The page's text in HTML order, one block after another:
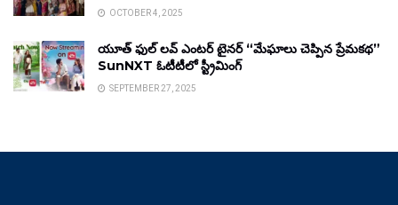
OCTOBER 4, 2025
యూత్ ఫుల్ లవ్ ఎంటర్ టైనర్ “మేఘాలు చెప్పిన ప్రేమకథ”
SunNXT ఓటీటీలో స్ట్రీమింగ్
SEPTEMBER 27, 2025